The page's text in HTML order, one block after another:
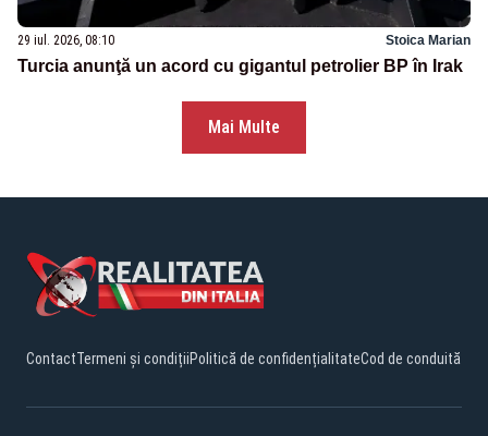
29 iul. 2026, 08:10 Stoica Marian
Turcia anunţă un acord cu gigantul petrolier BP în Irak
Mai Multe
ContactTermeni și condițiiPolitică de confidențialitateCod de conduită